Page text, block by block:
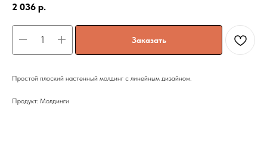
2 036 р.
Заказать
Простой плоский настенный молдинг с линейным дизайном.
Продукт: Молдинги